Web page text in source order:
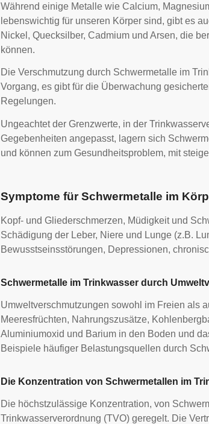
Während einige Metalle wie Calcium,
lebenswichtig für unseren Körper sind, gibt es
Nickel, Quecksilber, Cadmium und Arsen, die
können.
Die Verschmutzung durch Schwermetalle im
Vorgang, es gibt für die Überwachung
Regelungen.
Ungeachtet der Grenzwerte, in der
Gegebenheiten angepasst, lagern sich
und können zum Gesundheitsproblem, mit
Symptome für Schwermetalle im
Kopf- und Gliederschmerzen, Müdigkeit und
Schädigung der Leber, Niere und Lunge (z.B.
Bewusstseinsstörungen, Depressionen,
Schwermetalle im Trinkwasser durch
Umweltverschmutzungen sowohl im Freien als
Meeresfrüchten, Nahrungszusätze,
Aluminiumoxid und Barium in den Boden und
Beispiele häufiger Belastungsquellen durch
Die Konzentration von Schwermetallen im
Die höchstzulässige Konzentration, von
Trinkwasserverordnung (TVO) geregelt. Die